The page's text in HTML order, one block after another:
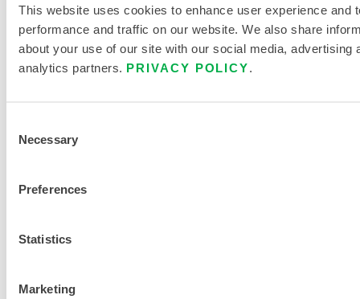
This website uses cookies to enhance user experience and
performance and traffic on our website. We also share
about your use of our site with our social media, advertising
analytics partners. PRIVACY POLICY
Selection
Necessary
Preferences
Statistics
Marketing
t
r